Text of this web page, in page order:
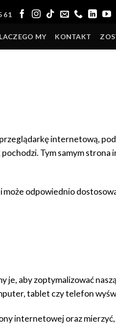
61
MY KONTAKT
internetową,
Tym samym
może odpowiednio
je, aby zoptymalizować
tablet czy telefon
internetowej oraz